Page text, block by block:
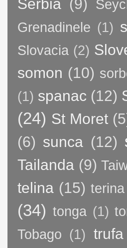
Serbia (9)
Grenadinele (1)
Slovacia (2)
somon (10)
(1) spanac (12)
(24) St Moret
(6) sunca (12)
Tailanda (9)
telina (15) terina
(34) tonga (1)
Tobago (1) trufa